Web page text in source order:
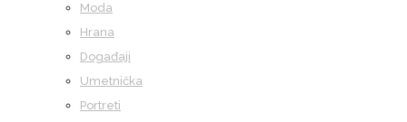
Moda
Hrana
Događaji
Umetnička
Portreti